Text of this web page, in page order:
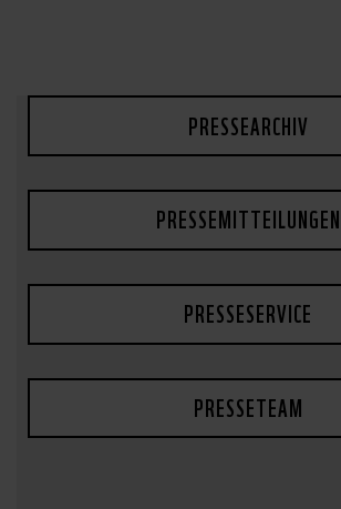
PRESSEARCHIV
PRESSEMITTEILUNGEN
PRESSESERVICE
PRESSETEAM